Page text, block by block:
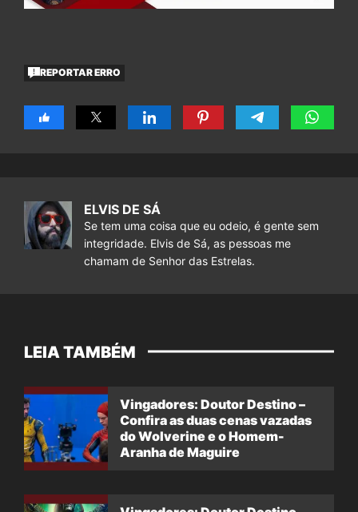
REPORTAR ERRO
ELVIS DE SÁ
Se tem uma coisa que eu odeio, é gente sem
integridade. Elvis de Sá, as pessoas me
chamam de Senhor das Estrelas.
LEIA TAMBÉM
Vingadores: Doutor Destino –
Confira as duas cenas vazadas
do Wolverine e o Homem-
Aranha de Maguire